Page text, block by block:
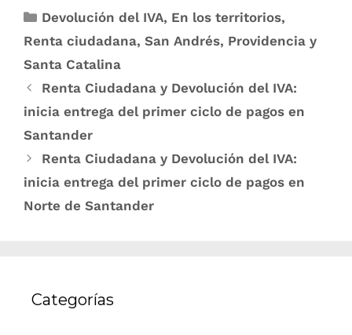
Devolución del IVA, En los territorios,
Renta ciudadana, San Andrés, Providencia y
Santa Catalina
Renta Ciudadana y Devolución del IVA:
inicia entrega del primer ciclo de pagos en
Santander
Renta Ciudadana y Devolución del IVA:
inicia entrega del primer ciclo de pagos en
Norte de Santander
Categorías